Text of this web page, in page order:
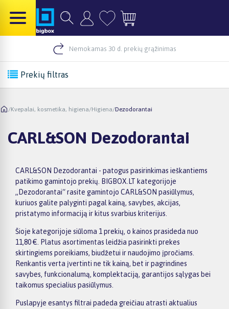
Nemokamas 30 d. prekių grąžinimas
Prekių filtras
/Kvepalai, kosmetika, higiena/Higiena/Dezodorantai
CARL&SON Dezodorantai
CARL&SON Dezodorantai - patogus pasirinkimas ieškantiems
patikimo gamintojo prekių. BIGBOX.LT kategorijoje
„Dezodorantai“ rasite gamintojo CARL&SON pasiūlymus,
kuriuos galite palyginti pagal kainą, savybes, akcijas,
pristatymo informaciją ir kitus svarbius kriterijus.
Šioje kategorijoje siūloma 1 prekių, o kainos prasideda nuo
11,80 €. Platus asortimentas leidžia pasirinkti prekes
skirtingiems poreikiams, biudžetui ir naudojimo įpročiams.
Renkantis verta įvertinti ne tik kainą, bet ir pagrindines
savybes, funkcionalumą, komplektaciją, garantijos sąlygas bei
taikomus specialius pasiūlymus.
Puslapyje esantys filtrai padeda greičiau atrasti aktualius